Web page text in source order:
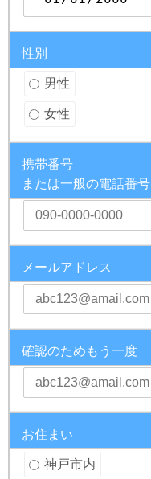
性別
男性
女性
携帯番号
または一般の電話番号
メールアドレス
確認のためもう一度
お住まい
神戸市内